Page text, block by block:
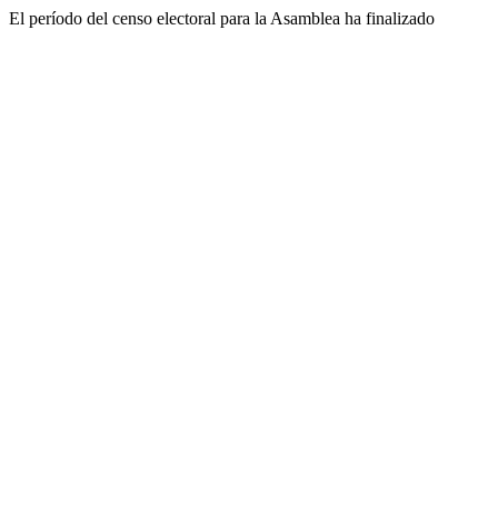
El período del censo electoral para la Asamblea ha finalizado